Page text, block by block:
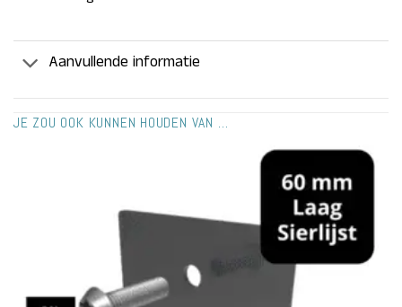
Aanvullende informatie
JE ZOU OOK KUNNEN HOUDEN VAN …